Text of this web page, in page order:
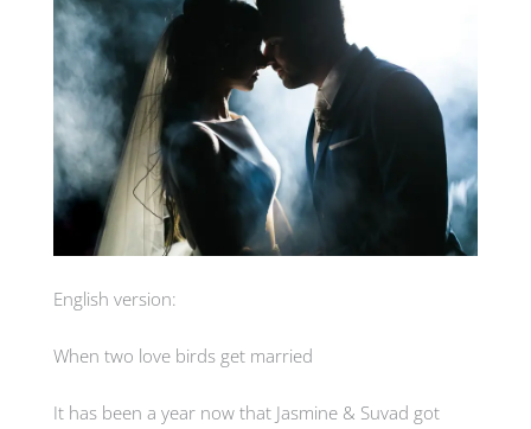
English version:
When two love birds get married
It has been a year now that Jasmine & Suvad got